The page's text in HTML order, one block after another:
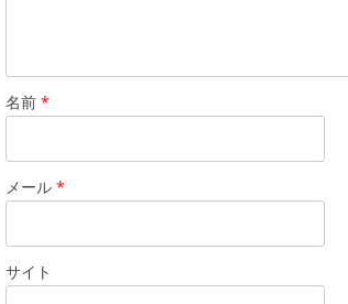
名前 *
メール *
サイト